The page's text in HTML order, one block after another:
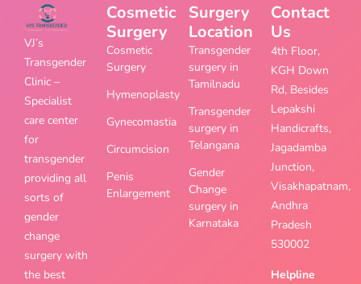
VJ’s
Transgender
Clinic –
Specialist
care center
for
transgender
providing all
sorts of
gender
change
surgery with
the best
Cosmetic
Surgery
Cosmetic
Surgery
Hymenoplasty
Gynecomastia
Circumcision
Penis
Enlargement
Surgery
Location
Transgender
surgery in
Tamilnadu
Transgender
surgery in
Telangana
Gender
Change
surgery in
Karnataka
Contact
Us
4th Floor,
KGH Down
Rd, Besides
Lepakshi
Handicrafts,
Jagadamba
Junction,
Visakhapatnam,
Andhra
Pradesh
530002
Helpline